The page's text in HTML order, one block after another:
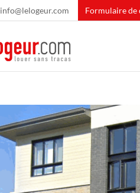
info@lelogeur.com Formulaire de